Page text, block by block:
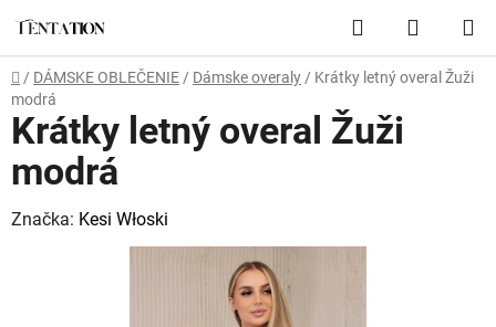
obsah
Hľadať
KOŠÍK
Domov
/ DÁMSKE OBLEČENIE / Dámske overaly / Krátky letný overal Žuži
modrá
Krátky letný overal Žuži
modrá
Značka: Kesi Włoski